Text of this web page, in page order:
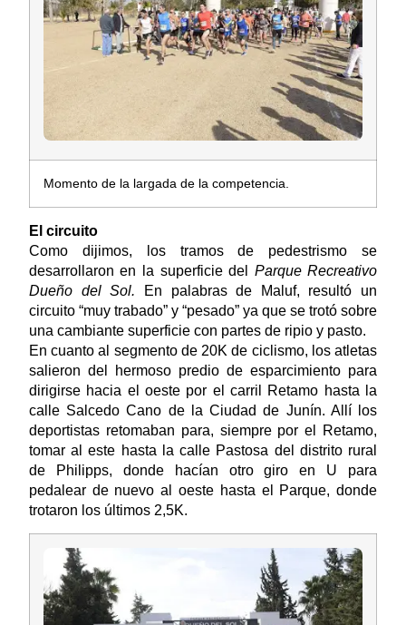
Momento de la largada de la competencia.
El circuito
Como dijimos, los tramos de pedestrismo se
desarrollaron en la superficie del Parque Recreativo
Dueño del Sol. En palabras de Maluf, resultó un
circuito “muy trabado” y “pesado” ya que se trotó sobre
una cambiante superficie con partes de ripio y pasto.
En cuanto al segmento de 20K de ciclismo, los atletas
salieron del hermoso predio de esparcimiento para
dirigirse hacia el oeste por el carril Retamo hasta la
calle Salcedo Cano de la Ciudad de Junín. Allí los
deportistas retomaban para, siempre por el Retamo,
tomar al este hasta la calle Pastosa del distrito rural
de Philipps, donde hacían otro giro en U para
pedalear de nuevo al oeste hasta el Parque, donde
trotaron los últimos 2,5K.